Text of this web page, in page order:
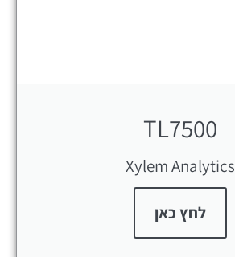
TL7500
Xylem Analytics
לחץ כאן